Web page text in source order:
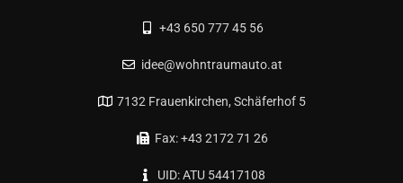
+43 650 777 45 56
idee@wohntraumauto.at
7132 Frauenkirchen, Schäferhof 5
Fax: +43 2172 71 26
UID: ATU 54417108